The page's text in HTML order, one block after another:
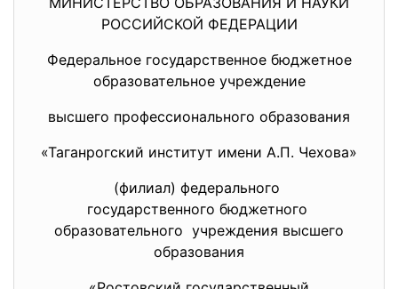
РОССИЙСКОЙ ФЕДЕРАЦИИ
Федеральное государственное бюджетное
образовательное учреждение
высшего профессионального образования
«Таганрогский институт имени А.П. Чехова»
(филиал) федерального
государственного бюджетного
образовательного учреждения высшего
образования